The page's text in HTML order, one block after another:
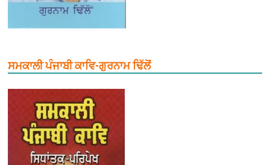
ਸਮਕਾਲੀ ਪੰਜਾਬੀ ਕਾਵਿ-ਗੁਰਨਾਮ ਢਿੱਲੋਂ